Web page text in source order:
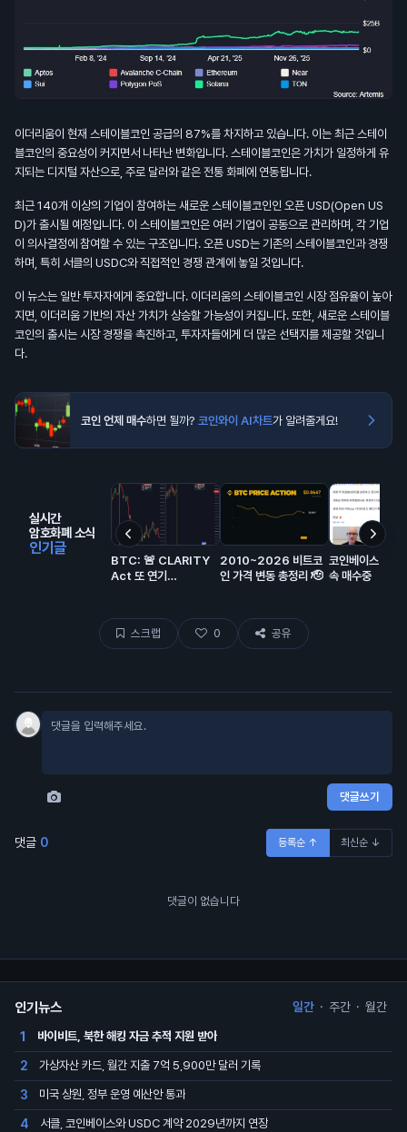
이더리움이 현재 스테이블코인 공급의 87%를 차지하고 있습니다. 이는 최근 스테이
블코인의 중요성이 커지면서 나타난 변화입니다. 스테이블코인은 가치가 일정하게 유
지되는 디지털 자산으로, 주로 달러와 같은 전통 화폐에 연동됩니다.
최근 140개 이상의 기업이 참여하는 새로운 스테이블코인인 오픈 USD(Open US
D)가 출시될 예정입니다. 이 스테이블코인은 여러 기업이 공동으로 관리하며, 각 기업
이 의사결정에 참여할 수 있는 구조입니다. 오픈 USD는 기존의 스테이블코인과 경쟁
하며, 특히 서클의 USDC와 직접적인 경쟁 관계에 놓일 것입니다.
이 뉴스는 일반 투자자에게 중요합니다. 이더리움의 스테이블코인 시장 점유율이 높아
지면, 이더리움 기반의 자산 가치가 상승할 가능성이 커집니다. 또한, 새로운 스테이블
코인의 출시는 시장 경쟁을 촉진하고, 투자자들에게 더 많은 선택지를 제공할 것입니
다.
코인 언제 매수하면 될까? 코인와이 AI차트가 알려줄게요!
실시간
암호화폐 소식
인기글
BTC: 🚨 CLARITY
Act 또 연기…
2010~2026 비트코
인 가격 변동 총정리 🫡
코인베이스 비트
속 매수중
스크랩 0 공유
댓글쓰기
댓글 0 등록순 ↑ 최신순 ↓
댓글이 없습니다
인기뉴스 일간 · 주간 · 월간
1 바이비트, 북한 해킹 자금 추적 지원 받아
2 가상자산 카드, 월간 지출 7억 5,900만 달러 기록
3 미국 상원, 정부 운영 예산안 통과
4 서클, 코인베이스와 USDC 계약 2029년까지 연장